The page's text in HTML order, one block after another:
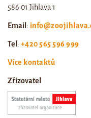
586 01 Jihlava 1
Email:
Tel: +420 565 596 999
Více kontaktů
Zřizovatel